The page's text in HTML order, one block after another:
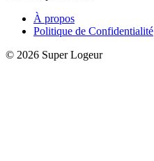
À propos
Politique de Confidentialité
© 2026 Super Logeur